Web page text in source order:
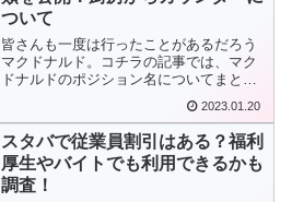
ついて
皆さんも一度は行ったことがあるだろう
マクドナルド。コチラの記事では、マク
ドナルドのポジション名についてまとめ
ど、どんなポジション名があるの？そん
な疑問への回答になっている本記事。マ
クドナルドでバイトをしようと検討して
いる人もざひ参考にしてみてください
ね。
2023.01.20
スタバで従業員割引はある？福利
厚生やバイトでも利用できるかも
調査！